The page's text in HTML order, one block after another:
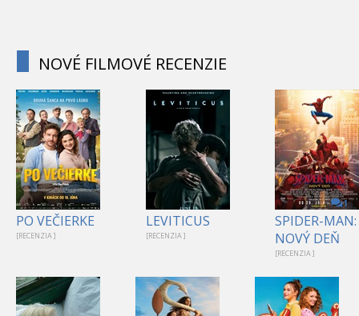
NOVÉ FILMOVÉ RECENZIE
PO VEČIERKE
[RECENZIA ]
LEVITICUS
[RECENZIA ]
1
SPIDER-MAN:
NOVÝ DEŇ
[RECENZIA ]